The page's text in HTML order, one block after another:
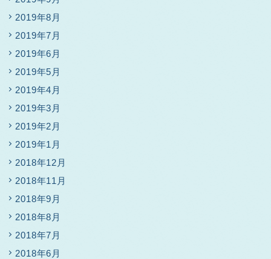
2019年8月
2019年7月
2019年6月
2019年5月
2019年4月
2019年3月
2019年2月
2019年1月
2018年12月
2018年11月
2018年9月
2018年8月
2018年7月
2018年6月